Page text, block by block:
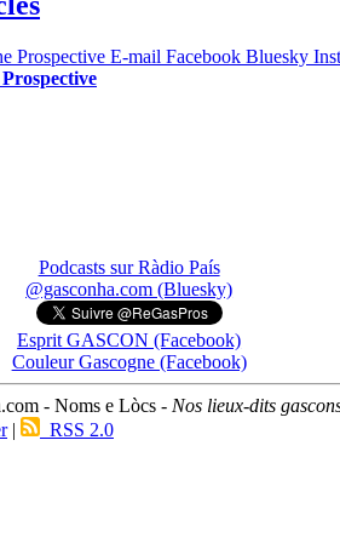
Podcasts sur Ràdio País
@gasconha.com (Bluesky)
Esprit GASCON (Facebook)
Couleur Gascogne (Facebook)
- Noms e Lòcs - Nos lieux-dits
| RSS 2.0